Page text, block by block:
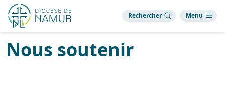
Rechercher Menu
Nous soutenir